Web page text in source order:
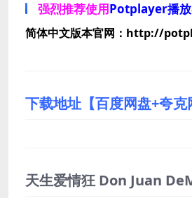
强烈推荐使用Potplayer播
简体中文版本官网：http://
下载地址【百度网盘+夸
天生爱情狂 Don Juan